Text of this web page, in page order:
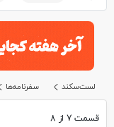
لست‌سکند سفرنامه‌ها
قسمت 7 از 8